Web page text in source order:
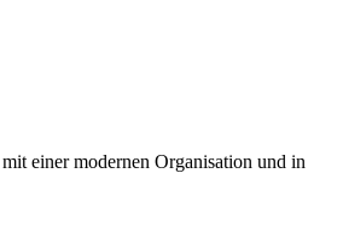
einer modernen Organisation und in